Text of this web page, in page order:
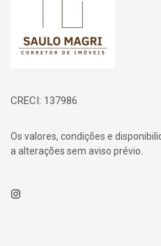
CRECI: 137986
Os valores, condições e
a alterações sem aviso prévio.
Instagram